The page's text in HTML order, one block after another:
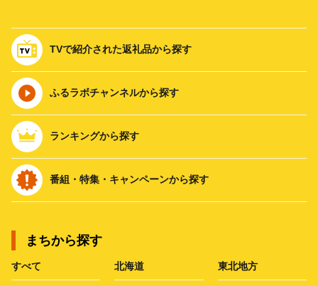
TVで紹介された返礼品から探す
ふるラボチャンネルから探す
ランキングから探す
番組・特集・キャンペーンから探す
まちから探す
すべて 北海道 東北地方